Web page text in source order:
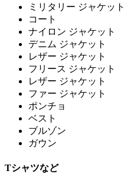
ミリタリー ジャケット
コート
ナイロン ジャケット
デニム ジャケット
レザー ジャケット
フリース ジャケット
レザー ジャケット
ファー ジャケット
ポンチョ
ベスト
ブルゾン
ガウン
Tシャツなど